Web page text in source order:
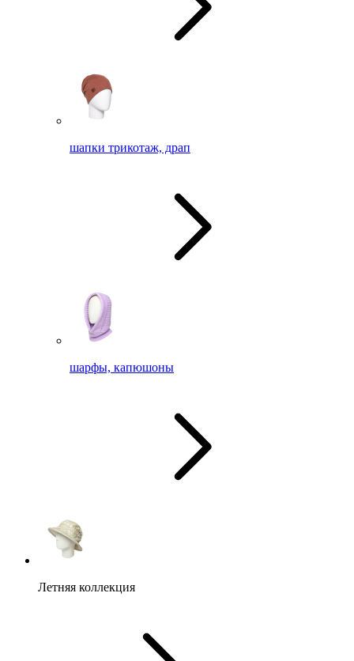
шапки трикотаж, драп
шарфы, капюшоны
Летняя коллекция